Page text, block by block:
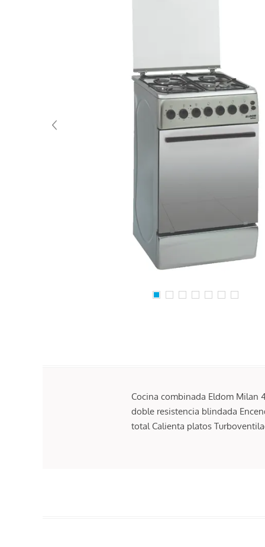
Cocina combinada Eldom Milan
doble resistencia blindada
total Calienta platos